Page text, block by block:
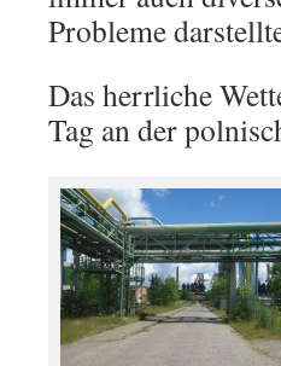
Probleme
Das herrliche
Tag an der